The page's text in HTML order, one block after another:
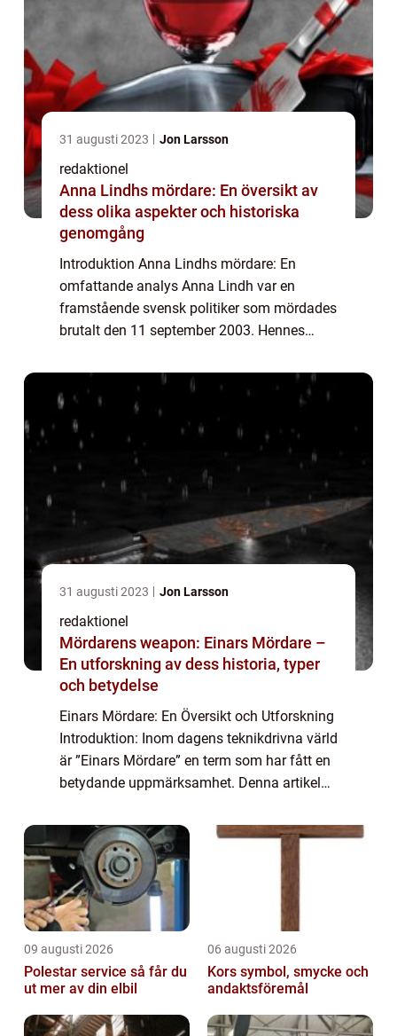
31 augusti 2023 Jon Larsson
redaktionel
Anna Lindhs mördare: En översikt av
dess olika aspekter och historiska
genomgång
Introduktion Anna Lindhs mördare: En
omfattande analys Anna Lindh var en
framstående svensk politiker som mördades
brutalt den 11 september 2003. Hennes
utan också en ökad medvetenhet om vikten
av personl...
31 augusti 2023 Jon Larsson
redaktionel
Mördarens weapon: Einars Mördare –
En utforskning av dess historia, typer
och betydelse
Einars Mördare: En Översikt och Utforskning
Introduktion: Inom dagens teknikdrivna värld
är ”Einars Mördare” en term som har fått en
betydande uppmärksamhet. Denna artikel
Einars Mördare, vilken ...
09 augusti 2026
Polestar service så får du
ut mer av din elbil
06 augusti 2026
Kors symbol, smycke och
andaktsföremål